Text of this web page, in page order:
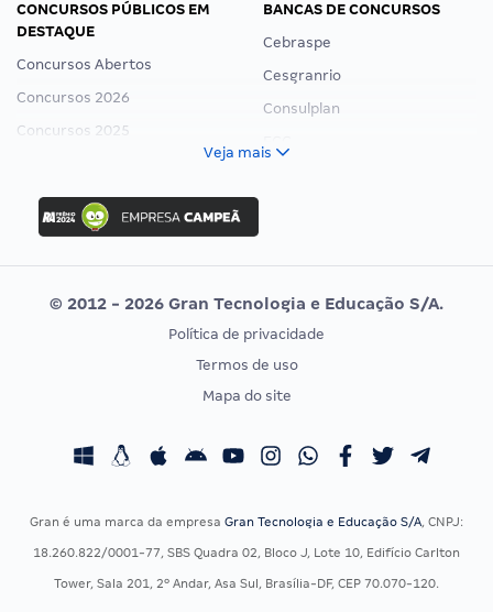
CONCURSOS PÚBLICOS EM
DESTAQUE
Concursos Abertos
Concursos 2026
Concursos 2025
Concurso Ibama
Concurso MPU
Editais publicados
BANCAS DE CONCURSOS
Cebraspe
Cesgranrio
Consulplan
Vunesp
CONCURSOS POR PROFISSÃO
Concursos Fiscais
Concursos Saúde
EXAME DE ORDEM
Calendário OAB
Veja mais
© 2012 - 2026 Gran Tecnologia e Educação S/A.
Política de privacidade
Termos de uso
Mapa do site
Gran é uma marca da empresa Gran Tecnologia e Educação S/A, CNPJ:
18.260.822/0001-77, SBS Quadra 02, Bloco J, Lote 10, Edifício Carlton
Tower, Sala 201, 2º Andar, Asa Sul, Brasília-DF, CEP 70.070-120.